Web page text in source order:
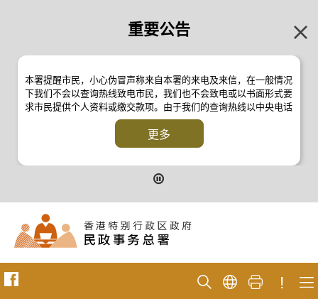
重要公告
本署提醒市民，小心伪冒声称来自本署的来电及来信，在一般情况
下我们不会以查询热线致电市民，我们也不会致电或以书面形式要
求市民提供个人资料或缴交款项。由于我们的查询热线以中央电话
系统操作，本署的来电不会显示电话号码 2835 2500 。如有疑
问，应与本署职员核实或向警方反诈骗协调中心
询热线 18222 查询。详情请浏览以下新闻公报：
二零一九年七月二十六日的新闻公报
二零一七年四月二十八日的新闻公报
二零一七年四月五日的新闻公报
更多
!